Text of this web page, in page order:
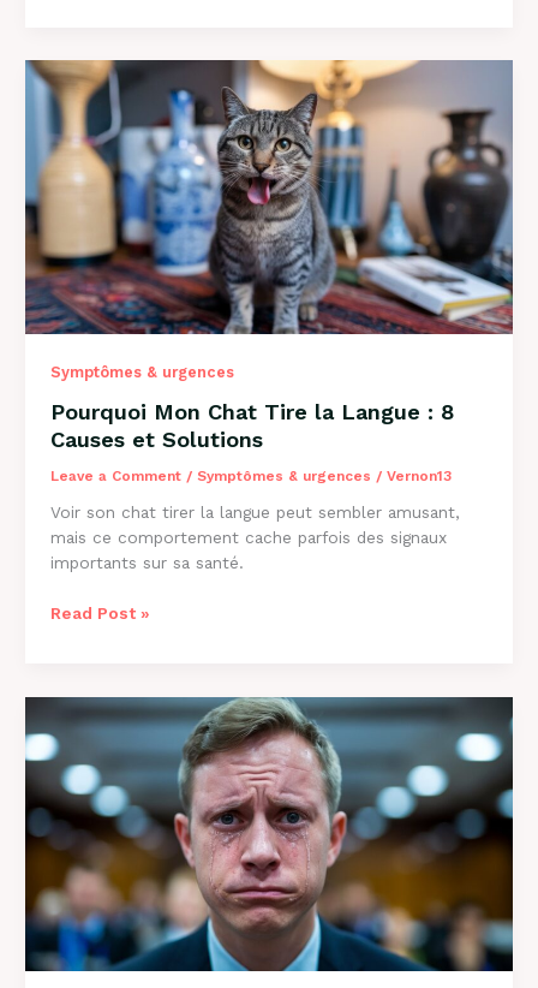
:
Solutions
Conseils
2026
Symptômes & urgences
Pourquoi Mon Chat Tire la Langue : 8
Causes et Solutions
Leave a Comment / Symptômes & urgences / Vernon13
Voir son chat tirer la langue peut sembler amusant,
mais ce comportement cache parfois des signaux
importants sur sa santé.
Pourquoi
Langue
:
8
Causes
et
Solutions
Read Post »